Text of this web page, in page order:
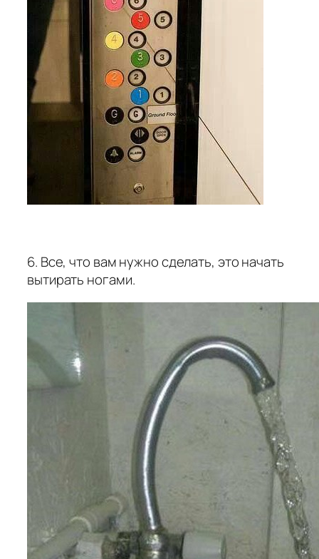
6. Все, что вам нужно сделать, это начать
вытирать ногами.